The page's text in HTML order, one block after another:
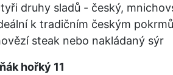
druhy sladů - český,
k tradičním českým
steak nebo nakládaný sýr
hořký 11